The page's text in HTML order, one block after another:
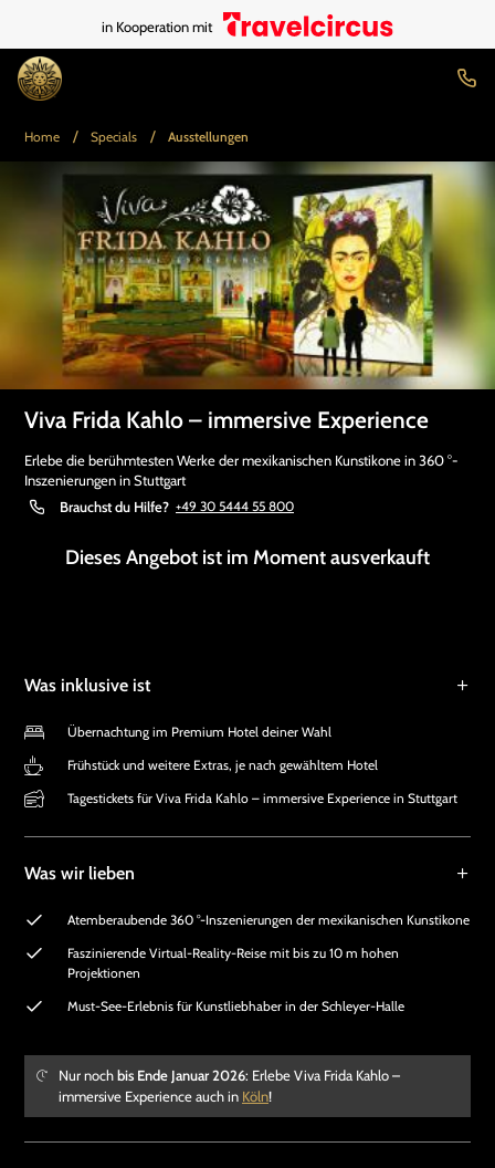
in Kooperation mit
Home / Specials / Ausstellungen
Viva Frida Kahlo – immersive Experience
Erlebe die berühmtesten Werke der mexikanischen Kunstikone in 360 °-
Inszenierungen in Stuttgart
Brauchst du Hilfe? +49 30 5444 55 800
Dieses Angebot ist im Moment ausverkauft
Was inklusive ist
Übernachtung im Premium Hotel deiner Wahl
Frühstück und weitere Extras, je nach gewähltem Hotel
Tagestickets für Viva Frida Kahlo – immersive Experience in Stuttgart
Was wir lieben
Atemberaubende 360 °-Inszenierungen der mexikanischen Kunstikone
Faszinierende Virtual-Reality-Reise mit bis zu 10 m hohen
Projektionen
Must-See-Erlebnis für Kunstliebhaber in der Schleyer-Halle
Nur nochbis Ende Januar 2026: Erlebe Viva Frida Kahlo –
immersive Experience auch in Köln!